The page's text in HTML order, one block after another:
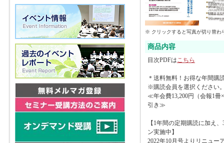
※ クリックすると写真が切り替わ
商品内容
目次PDFはこちら
＊送料無料！お得な年間購
※購読会員を選択ください
≪年会費13,200円（会報1冊
引き≫
【1年間の定期購読に加え
ン実施中】
2022年10月号よりリニュー